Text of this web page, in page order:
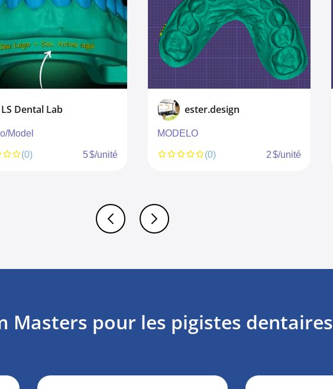
LS Dental Lab
Model
(0)
5 $/unité
ester.design
MODELO
(0)
2 $/unité
Masters pour les pigistes dentaires